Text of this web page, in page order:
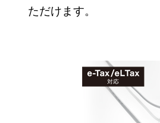
ただけます。